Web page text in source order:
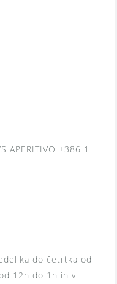
APERITIVO +386 1
do četrtka od
12h do 1h in v